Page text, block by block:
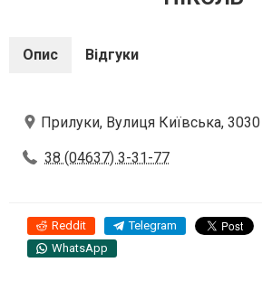
Опис Відгуки
Прилуки, Вулиця Київська, 3030
38 (04637) 3-31-77
Reddit Telegram
WhatsApp